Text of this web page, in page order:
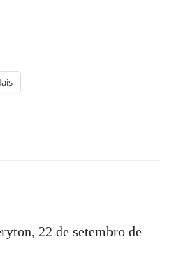
22 de setembro de